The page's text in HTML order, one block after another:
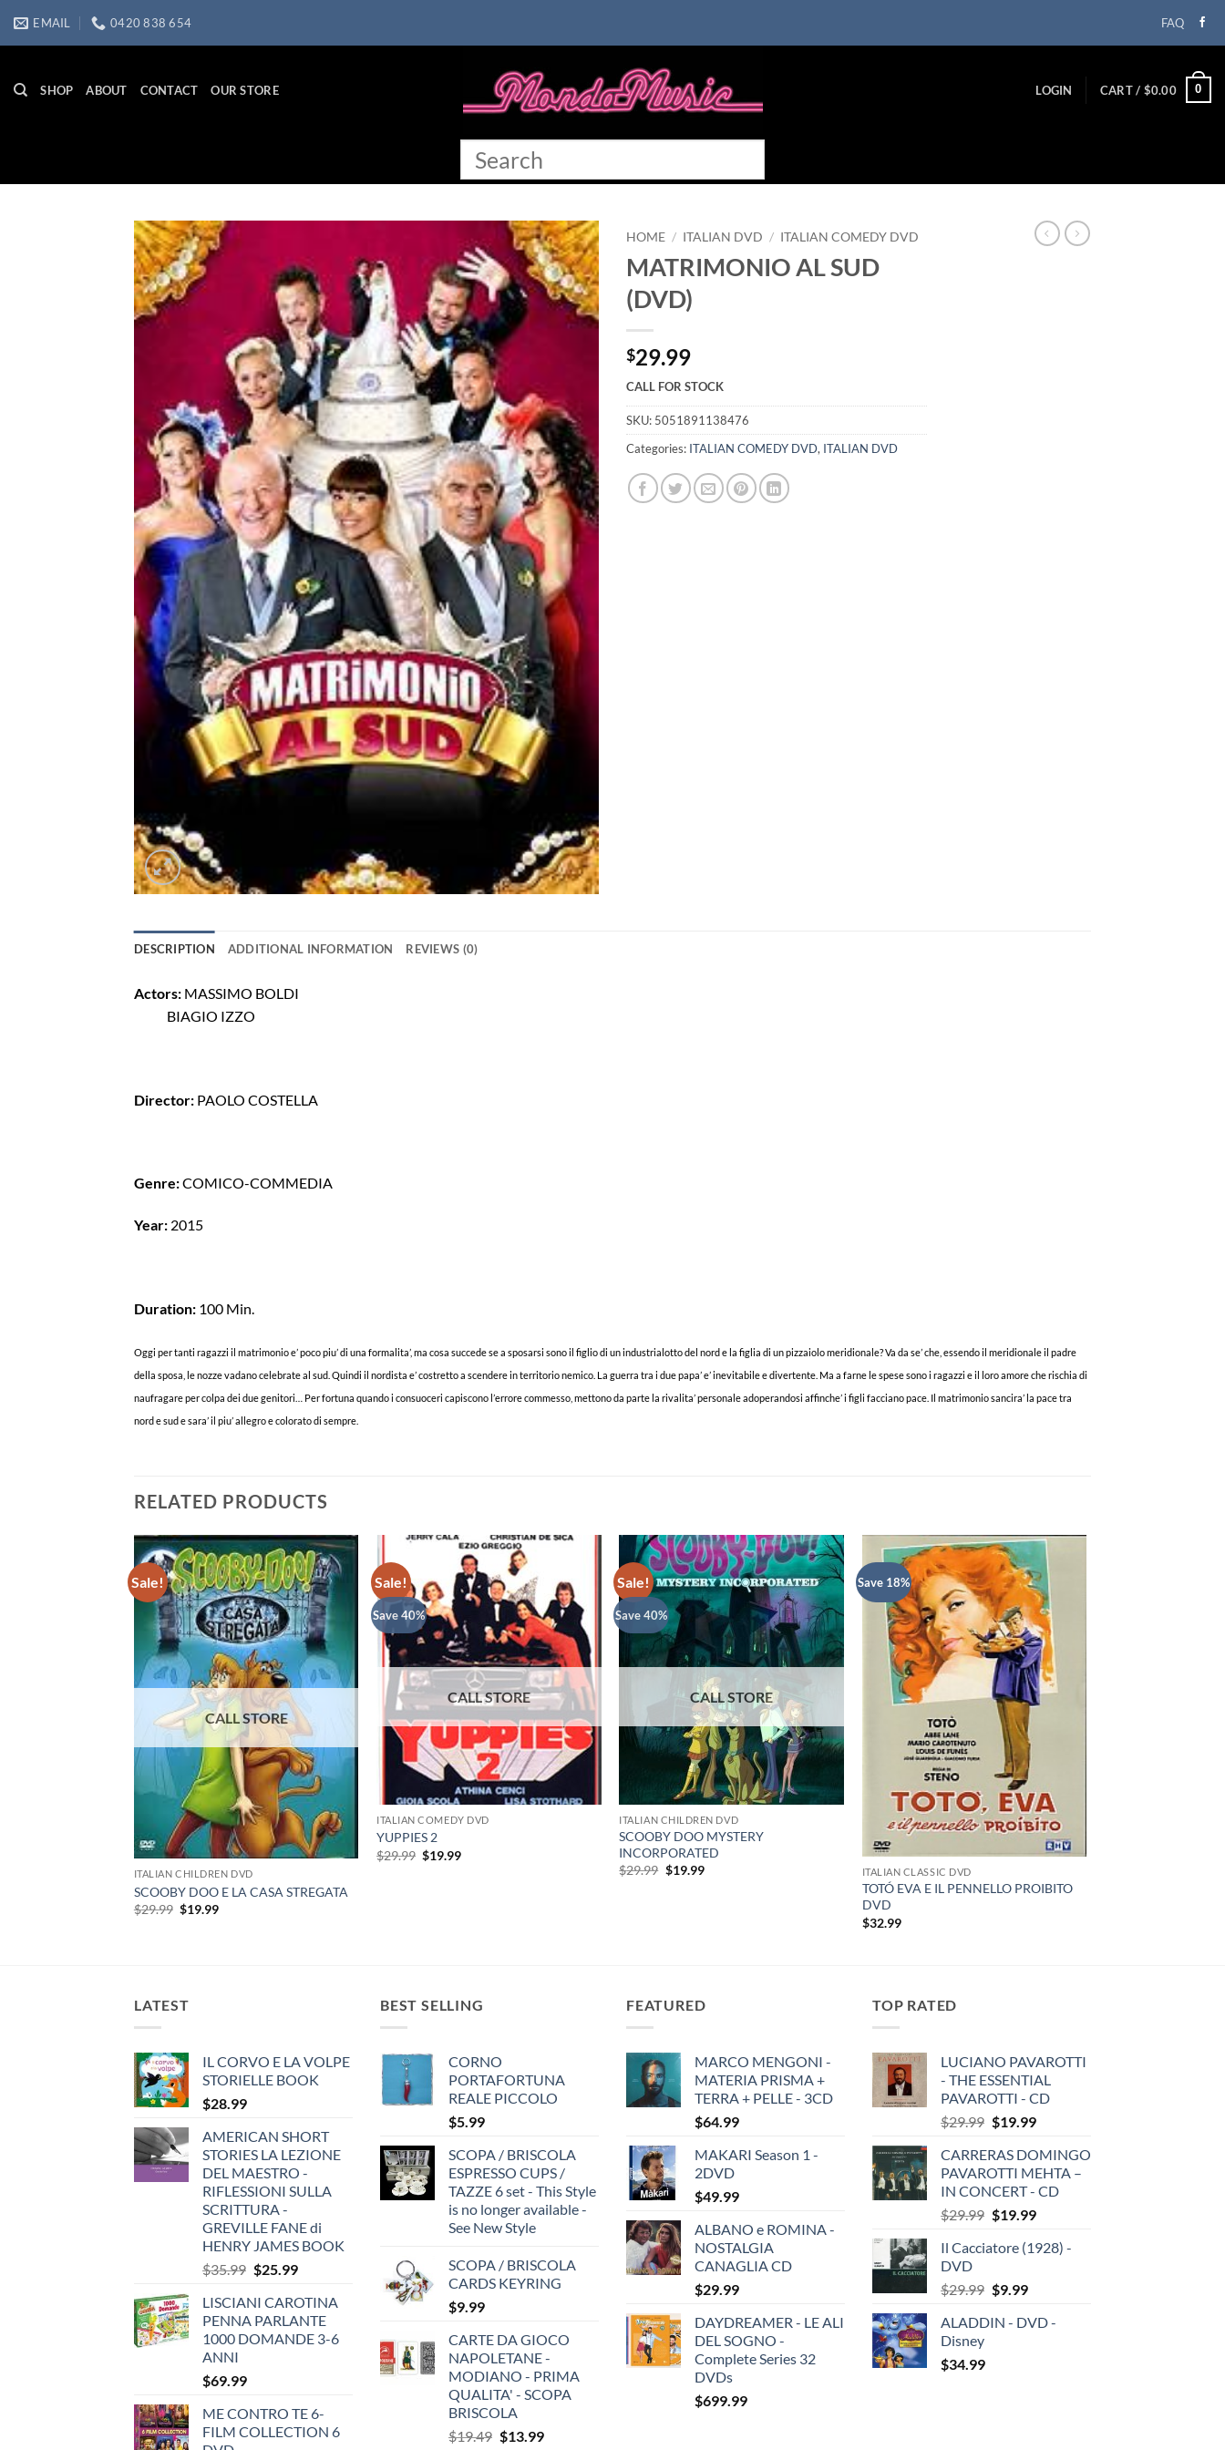
EMAIL 0420 838 654 FAQ
SHOP ABOUT CONTACT OUR STORE LOGIN CART / $0.00 0
HOME / ITALIAN DVD / ITALIAN COMEDY DVD
MATRIMONIO AL SUD
(DVD)
$29.99
CALL FOR STOCK
SKU: 5051891138476
Categories: ITALIAN COMEDY DVD, ITALIAN DVD
DESCRIPTION ADDITIONAL INFORMATION REVIEWS (0)
Actors: MASSIMO BOLDI
BIAGIO IZZO
Director: PAOLO COSTELLA
Genre:COMICO-COMMEDIA
Year: 2015
Duration: 100 Min.
Oggi per tanti ragazzi il matrimonio e’ poco piu’ di una formalita’, ma cosa succede se a sposarsi sono il figlio di un industrialotto del nord e la figlia di un pizzaiolo meridionale? Va da se’ che, essendo il meridionale il padre
della sposa, le nozze vadano celebrate al sud. Quindi il nordista e’ costretto a scendere in territorio nemico. La guerra tra i due papa’ e’ inevitabile e divertente. Ma a farne le spese sono i ragazzi e il loro amore che rischia di
naufragare per colpa dei due genitori… Per fortuna quando i consuoceri capiscono l’errore commesso, mettono da parte la rivalita’ personale adoperandosi affinche’ i figli facciano pace. Il matrimonio sancira’ la pace tra
nord e sud e sara’ il piu’ allegro e colorato di sempre.
RELATED PRODUCTS
Sale!
ITALIAN CHILDREN DVD
SCOOBY DOO E LA CASA STREGATA
$29.99 Original
$19.99Current
Sale!
Save 40%
ITALIAN COMEDY DVD
YUPPIES 2
$29.99 Original
$19.99Current
Sale!
Save 40%
ITALIAN CHILDREN DVD
SCOOBY DOO MYSTERY
INCORPORATED
$29.99 Original
$19.99Current
Save 18%
ITALIAN CLASSIC DVD
TOTÓ EVA E IL PENNELLO PROIBITO
DVD
$32.99
LATEST
IL CORVO E LA VOLPE
STORIELLE BOOK
$28.99
AMERICAN SHORT
STORIES LA LEZIONE
DEL MAESTRO -
RIFLESSIONI SULLA
SCRITTURA -
GREVILLE FANE di
HENRY JAMES BOOK
$35.99 Original
was:
$35.99.
$25.99Current
is:
$25.99.
LISCIANI CAROTINA
PENNA PARLANTE
1000 DOMANDE 3-6
ANNI
$69.99
ME CONTRO TE 6-
FILM COLLECTION 6
BEST SELLING
CORNO
PORTAFORTUNA
REALE PICCOLO
$5.99
SCOPA / BRISCOLA
ESPRESSO CUPS /
TAZZE 6 set - This Style
is no longer available -
See New Style
SCOPA / BRISCOLA
CARDS KEYRING
$9.99
CARTE DA GIOCO
NAPOLETANE -
MODIANO - PRIMA
QUALITA' - SCOPA
BRISCOLA
$19.49 Original
$13.99Current
FEATURED
MARCO MENGONI -
MATERIA PRISMA +
TERRA + PELLE - 3CD
$64.99
MAKARI Season 1 -
2DVD
$49.99
ALBANO e ROMINA -
NOSTALGIA
CANAGLIA CD
$29.99
DAYDREAMER - LE ALI
DEL SOGNO -
Complete Series 32
DVDs
$699.99
TOP RATED
LUCIANO PAVAROTTI
- THE ESSENTIAL
PAVAROTTI - CD
$29.99 Original
was:
$29.99.
$19.99Current
is:
$19.99.
CARRERAS DOMINGO
PAVAROTTI MEHTA –
IN CONCERT - CD
$29.99 Original
was:
$19.99Current
is:
Il Cacciatore (1928) -
DVD
$29.99 Original
was:
$9.99Current
is:
ALADDIN - DVD -
Disney
$34.99